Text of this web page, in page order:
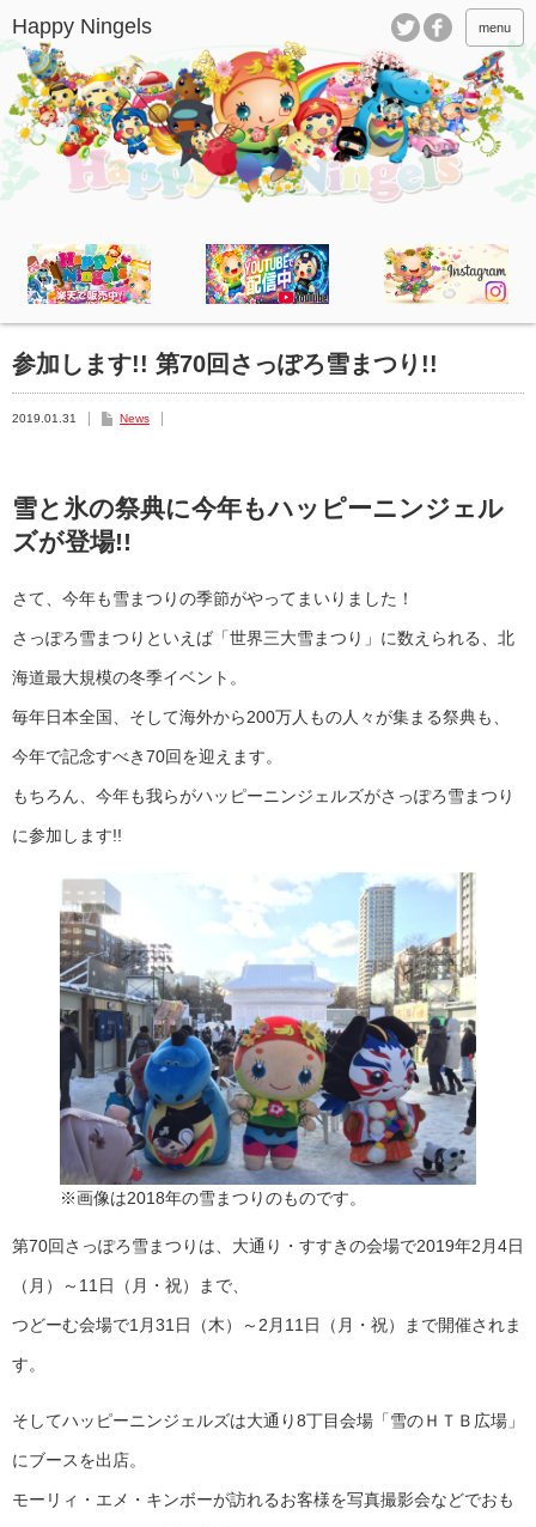
menu
参加します!! 第70回さっぽろ雪まつり!!
2019.01.31 News
雪と氷の祭典に今年もハッピーニンジェル
ズが登場!!
さて、今年も雪まつりの季節がやってまいりました！
さっぽろ雪まつりといえば「世界三大雪まつり」に数えられる、北
海道最大規模の冬季イベント。
毎年日本全国、そして海外から200万人もの人々が集まる祭典も、
今年で記念すべき70回を迎えます。
もちろん、今年も我らがハッピーニンジェルズがさっぽろ雪まつり
に参加します!!
※画像は2018年の雪まつりのものです。
第70回さっぽろ雪まつりは、大通り・すすきの会場で2019年2月4日
（月）～11日（月・祝）まで、
つどーむ会場で1月31日（木）～2月11日（月・祝）まで開催されま
す。
そしてハッピーニンジェルズは大通り8丁目会場「雪のＨＴＢ広場」
にブースを出店。
モーリィ・エメ・キンボーが訪れるお客様を写真撮影会などでおも